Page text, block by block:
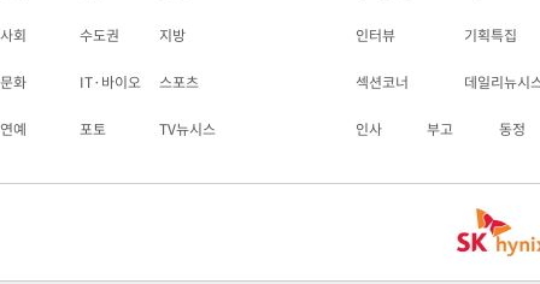
사회 수도권 지방
문화 IT·바이오 스포츠
연예 포토 TV뉴시스
인터뷰 기획특집
섹션코너 데일리뉴시
인사 부고 동정